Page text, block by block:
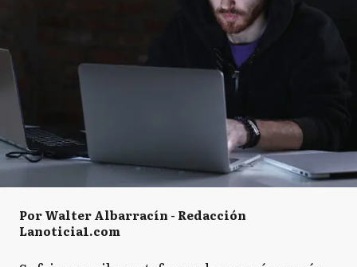
Por Walter Albarracín - Redacción
Lanoticia1.com